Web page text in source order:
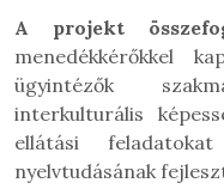
A projekt
menedékkérőkkel
ügyintézők
interkulturális
ellátási
nyelvtudásának